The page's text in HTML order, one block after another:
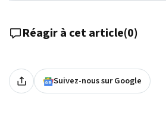
Réagir à cet article(0)
Suivez-nous sur Google